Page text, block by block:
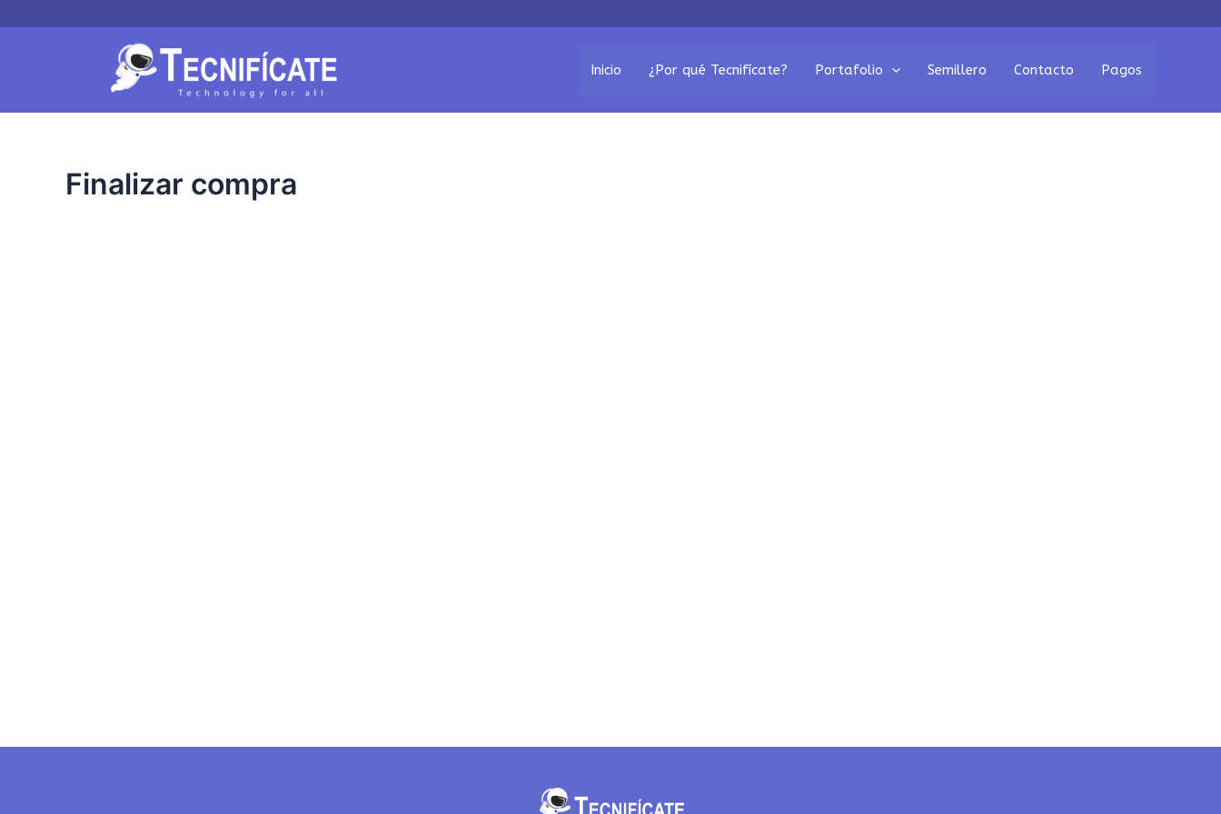
Inicio ¿Por qué Tecnifícate? Portafolio Semillero Contacto Pagos
Finalizar compra